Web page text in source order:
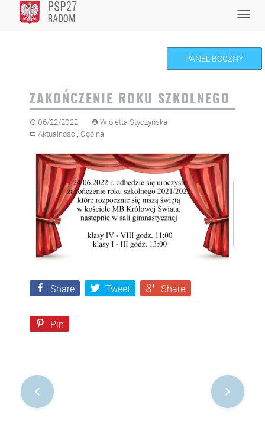
content
PANEL BOCZNY
ZAKOŃCZENIE ROKU SZKOLNEGO
06/22/2022
Wioletta Styczyńska
Aktualności, Ogólna
Share Tweet Share
Pin
Nawigacja